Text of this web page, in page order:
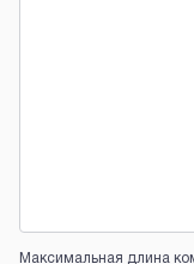
Максимальная длина